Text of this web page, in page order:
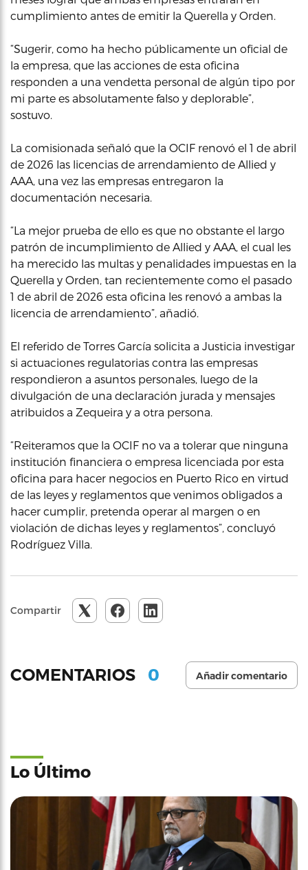
cumplimiento antes de emitir la Querella y Orden.
“Sugerir, como ha hecho públicamente un oficial de
la empresa, que las acciones de esta oficina
responden a una vendetta personal de algún tipo por
mi parte es absolutamente falso y deplorable”,
sostuvo.
La comisionada señaló que la OCIF renovó el 1 de abril
de 2026 las licencias de arrendamiento de Allied y
AAA, una vez las empresas entregaron la
documentación necesaria.
“La mejor prueba de ello es que no obstante el largo
patrón de incumplimiento de Allied y AAA, el cual les
ha merecido las multas y penalidades impuestas en la
Querella y Orden, tan recientemente como el pasado
1 de abril de 2026 esta oficina les renovó a ambas la
licencia de arrendamiento”, añadió.
El referido de Torres García solicita a Justicia investigar
si actuaciones regulatorias contra las empresas
respondieron a asuntos personales, luego de la
divulgación de una declaración jurada y mensajes
atribuidos a Zequeira y a otra persona.
“Reiteramos que la OCIF no va a tolerar que ninguna
institución financiera o empresa licenciada por esta
oficina para hacer negocios en Puerto Rico en virtud
de las leyes y reglamentos que venimos obligados a
hacer cumplir, pretenda operar al margen o en
violación de dichas leyes y reglamentos”, concluyó
Rodríguez Villa.
Compartir
COMENTARIOS 0 Añadir comentario
Lo Último